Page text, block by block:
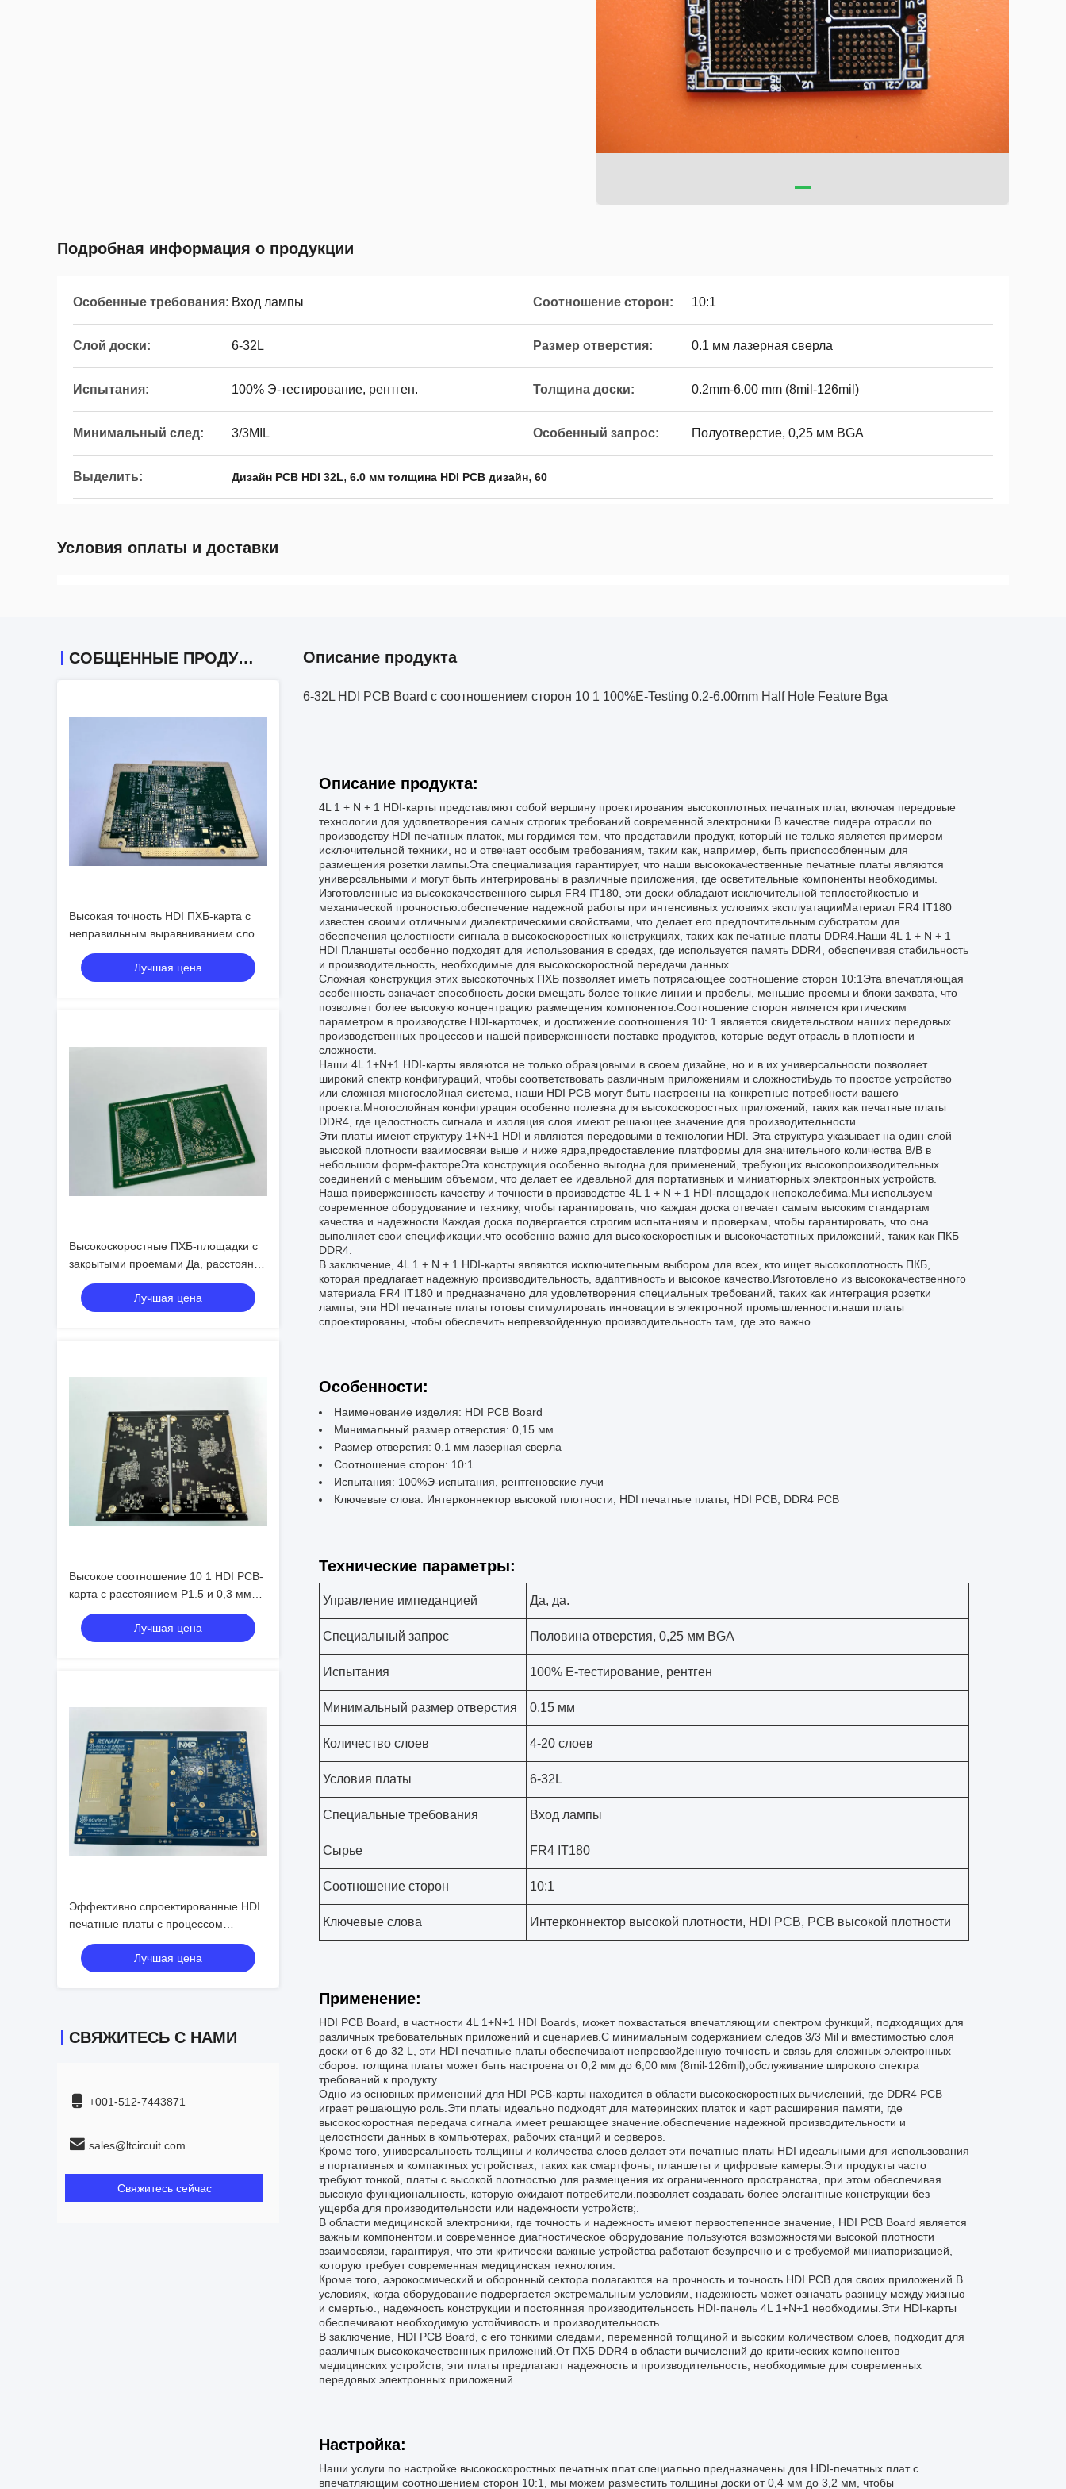
Подробная информация о продукции
Особенные требования: Вход лампы Соотношение сторон: 10:1
Слой доски: 6-32L Размер отверстия: 0.1 мм лазерная сверла
Испытания: 100% Э-тестирование, рентген. Толщина доски: 0.2mm-6.00 mm (8mil-126mil)
Минимальный след: 3/3MIL Особенный запрос: Полуотверстие, 0,25 мм BGA
Выделить: Дизайн PCB HDI 32L, 6.0 мм толщина HDI PCB дизайн, 60
Условия оплаты и доставки
СОБЩЕННЫЕ ПРОДУКТЫ
Высокая точность HDI ПХБ-карта с
неправильным выравниванием слоев
/- 0,06 4L Min. Bga Pitch 0,3mm
Лучшая цена
Высокоскоростные ПХБ-площадки с
закрытыми проемами Да, расстояние
P1.5 и быстрое производство для
вашей производственной линии
Лучшая цена
Высокое соотношение 10 1 HDI PCB-
карта с расстоянием P1.5 и 0,3 мм
Min. Bga Pitch
Лучшая цена
Эффективно спроектированные HDI
печатные платы с процессом
погружения золота и расстоянием
P1.5
Лучшая цена
СВЯЖИТЕСЬ С НАМИ
+001-512-7443871
sales@ltcircuit.com
Свяжитесь сейчас
Описание продукта
6-32L HDI PCB Board с соотношением сторон 10 1 100%E-Testing 0.2-6.00mm Half Hole Feature Bga
Описание продукта:
4L 1 + N + 1 HDI-карты представляют собой вершину проектирования высокоплотных печатных плат, включая передовые
технологии для удовлетворения самых строгих требований современной электроники.В качестве лидера отрасли по
производству HDI печатных платок, мы гордимся тем, что представили продукт, который не только является примером
исключительной техники, но и отвечает особым требованиям, таким как, например, быть приспособленным для
размещения розетки лампы.Эта специализация гарантирует, что наши высококачественные печатные платы являются
универсальными и могут быть интегрированы в различные приложения, где осветительные компоненты необходимы.
Изготовленные из высококачественного сырья FR4 IT180, эти доски обладают исключительной теплостойкостью и
механической прочностью.обеспечение надежной работы при интенсивных условиях эксплуатацииМатериал FR4 IT180
известен своими отличными диэлектрическими свойствами, что делает его предпочтительным субстратом для
обеспечения целостности сигнала в высокоскоростных конструкциях, таких как печатные платы DDR4.Наши 4L 1 + N + 1
HDI Планшеты особенно подходят для использования в средах, где используется память DDR4, обеспечивая стабильность
и производительность, необходимые для высокоскоростной передачи данных.
Сложная конструкция этих высокоточных ПХБ позволяет иметь потрясающее соотношение сторон 10:1Эта впечатляющая
особенность означает способность доски вмещать более тонкие линии и пробелы, меньшие проемы и блоки захвата, что
позволяет более высокую концентрацию размещения компонентов.Соотношение сторон является критическим
параметром в производстве HDI-карточек, и достижение соотношения 10: 1 является свидетельством наших передовых
производственных процессов и нашей приверженности поставке продуктов, которые ведут отрасль в плотности и
сложности.
Наши 4L 1+N+1 HDI-карты являются не только образцовыми в своем дизайне, но и в их универсальности.позволяет
широкий спектр конфигураций, чтобы соответствовать различным приложениям и сложностиБудь то простое устройство
или сложная многослойная система, наши HDI PCB могут быть настроены на конкретные потребности вашего
проекта.Многослойная конфигурация особенно полезна для высокоскоростных приложений, таких как печатные платы
DDR4, где целостность сигнала и изоляция слоя имеют решающее значение для производительности.
Эти платы имеют структуру 1+N+1 HDI и являются передовыми в технологии HDI. Эта структура указывает на один слой
высокой плотности взаимосвязи выше и ниже ядра,предоставление платформы для значительного количества В/В в
небольшом форм-фактореЭта конструкция особенно выгодна для применений, требующих высокопроизводительных
соединений с меньшим объемом, что делает ее идеальной для портативных и миниатюрных электронных устройств.
Наша приверженность качеству и точности в производстве 4L 1 + N + 1 HDI-площадок непоколебима.Мы используем
современное оборудование и технику, чтобы гарантировать, что каждая доска отвечает самым высоким стандартам
качества и надежности.Каждая доска подвергается строгим испытаниям и проверкам, чтобы гарантировать, что она
выполняет свои спецификации.что особенно важно для высокоскоростных и высокочастотных приложений, таких как ПКБ
DDR4.
В заключение, 4L 1 + N + 1 HDI-карты являются исключительным выбором для всех, кто ищет высокоплотность ПКБ,
которая предлагает надежную производительность, адаптивность и высокое качество.Изготовлено из высококачественного
материала FR4 IT180 и предназначено для удовлетворения специальных требований, таких как интеграция розетки
лампы, эти HDI печатные платы готовы стимулировать инновации в электронной промышленности.наши платы
спроектированы, чтобы обеспечить непревзойденную производительность там, где это важно.
Особенности:
Наименование изделия: HDI PCB Board
Минимальный размер отверстия: 0,15 мм
Размер отверстия: 0.1 мм лазерная сверла
Соотношение сторон: 10:1
Испытания: 100%Э-испытания, рентгеновские лучи
Ключевые слова: Интерконнектор высокой плотности, HDI печатные платы, HDI PCB, DDR4 PCB
Технические параметры:
Управление импеданцией Да, да.
Специальный запрос Половина отверстия, 0,25 мм BGA
Испытания 100% Е-тестирование, рентген
Минимальный размер отверстия 0.15 мм
Количество слоев 4-20 слоев
Условия платы 6-32L
Специальные требования Вход лампы
Сырье FR4 IT180
Соотношение сторон 10:1
Ключевые слова Интерконнектор высокой плотности, HDI PCB, PCB высокой плотности
Применение:
HDI PCB Board, в частности 4L 1+N+1 HDI Boards, может похвастаться впечатляющим спектром функций, подходящих для
различных требовательных приложений и сценариев.С минимальным содержанием следов 3/3 Mil и вместимостью слоя
доски от 6 до 32 L, эти HDI печатные платы обеспечивают непревзойденную точность и связь для сложных электронных
сборов. толщина платы может быть настроена от 0,2 мм до 6,00 мм (8mil-126mil),обслуживание широкого спектра
требований к продукту.
Одно из основных применений для HDI PCB-карты находится в области высокоскоростных вычислений, где DDR4 PCB
играет решающую роль.Эти платы идеально подходят для материнских платок и карт расширения памяти, где
высокоскоростная передача сигнала имеет решающее значение.обеспечение надежной производительности и
целостности данных в компьютерах, рабочих станций и серверов.
Кроме того, универсальность толщины и количества слоев делает эти печатные платы HDI идеальными для использования
в портативных и компактных устройствах, таких как смартфоны, планшеты и цифровые камеры.Эти продукты часто
требуют тонкой, платы с высокой плотностью для размещения их ограниченного пространства, при этом обеспечивая
высокую функциональность, которую ожидают потребители.позволяет создавать более элегантные конструкции без
ущерба для производительности или надежности устройств;.
В области медицинской электроники, где точность и надежность имеют первостепенное значение, HDI PCB Board является
важным компонентом.и современное диагностическое оборудование пользуются возможностями высокой плотности
взаимосвязи, гарантируя, что эти критически важные устройства работают безупречно и с требуемой миниатюризацией,
которую требует современная медицинская технология.
Кроме того, аэрокосмический и оборонный сектора полагаются на прочность и точность HDI PCB для своих приложений.В
условиях, когда оборудование подвергается экстремальным условиям, надежность может означать разницу между жизнью
и смертью., надежность конструкции и постоянная производительность HDI-панель 4L 1+N+1 необходимы.Эти HDI-карты
обеспечивают необходимую устойчивость и производительность..
В заключение, HDI PCB Board, с его тонкими следами, переменной толщиной и высоким количеством слоев, подходит для
различных высококачественных приложений.От ПХБ DDR4 в области вычислений до критических компонентов
медицинских устройств, эти платы предлагают надежность и производительность, необходимые для современных
передовых электронных приложений.
Настройка:
Наши услуги по настройке высокоскоростных печатных плат специально предназначены для HDI-печатных плат с
впечатляющим соотношением сторон 10:1, мы можем разместить толщины доски от 0,4 мм до 3,2 мм, чтобы